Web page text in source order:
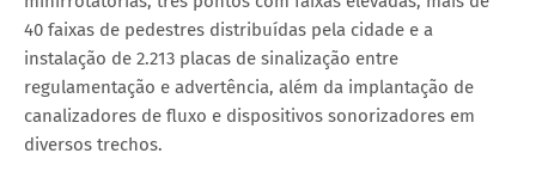
40 faixas de pedestres distribuídas pela cidade e a
instalação de 2.213 placas de sinalização entre
regulamentação e advertência, além da implantação de
canalizadores de fluxo e dispositivos sonorizadores em
diversos trechos.